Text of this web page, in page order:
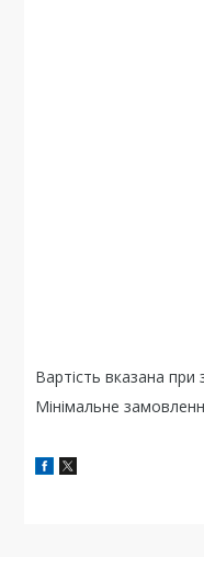
Вартість вказана
Мінімальне